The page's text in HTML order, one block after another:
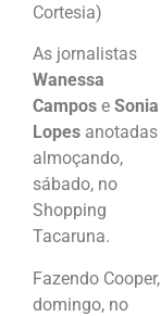
Cortesia)
As jornalistas
Wanessa
Campos e Sonia
Lopes anotadas
almoçando,
sábado, no
Shopping
Tacaruna.
Fazendo Cooper,
domingo, no